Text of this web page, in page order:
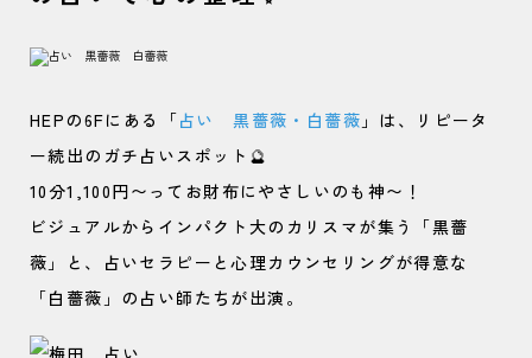
HEPの6Fにある「占い 黒薔薇・白薔薇 」は、リピータ
ー続出のガチ占いスポット🔮
10分1,100円〜ってお財布にやさしいのも神〜！
ビジュアルからインパクト大のカリスマが集う「黒薔
薇」と、占いセラピーと心理カウンセリングが得意な
「白薔薇」の占い師たちが出演。